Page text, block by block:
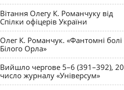
Вітання Олегу К. Романчуку від
Спілки офіцерів України
Олег К. Романчук. «Фантомні болі
Білого Орла»
Вийшло чергове 5–6 (391–392),
число журналу «Універсум»